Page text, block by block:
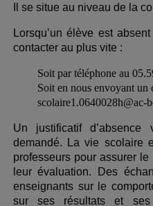
Il se situe au niveau de la
Lorsqu’un élève est
contacter au plus vite :
Soit par téléphone au
Soit en nous envoyant un
scolaire1.0640028h@ac-
Un justificatif d’absence
demandé. La vie scolaire
professeurs pour assurer le
leur évaluation. Des
enseignants sur le
sur ses résultats et